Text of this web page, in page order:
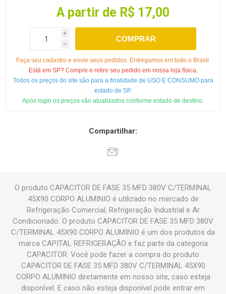
A partir de R$ 17,00
i
h
COMPRAR
Faça seu cadastro e envie seus pedidos. Entregamos em todo o Brasil.
Está em SP? Compre e retire seu pedido em nossa loja física.
Todos os preços do site são para a finalidade de USO E CONSUMO para
estado de SP.
Após login os preços são atualizados conforme estado de destino.
Compartilhar:
O produto CAPACITOR DE FASE 35 MFD 380V C/TERMINAL
45X90 CORPO ALUMINIO é utilizado no mercado de
Refrigeração Comercial, Refrigeração Industrial e Ar
Condicionado. O produto CAPACITOR DE FASE 35 MFD 380V
C/TERMINAL 45X90 CORPO ALUMINIO é um dos produtos da
marca CAPITAL REFRIGERAÇÃO e faz parte da categoria
CAPACITOR. Você pode fazer a compra do produto
CAPACITOR DE FASE 35 MFD 380V C/TERMINAL 45X90
CORPO ALUMINIO diretamente em nosso site, caso esteja
disponível. E caso não esteja disponível pode entrar em